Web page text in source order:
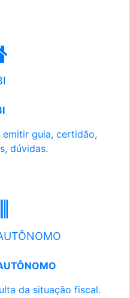
guia, certidão,
dúvidas.
da situação fiscal.